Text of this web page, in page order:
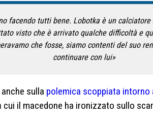
facendo tutti bene. Lobotka è un
visto che è arrivato qualche difficoltà e
che fosse, siamo contenti del suo
continuare con lui»
sulla polemica scoppiata intorno
il macedone ha ironizzato sullo